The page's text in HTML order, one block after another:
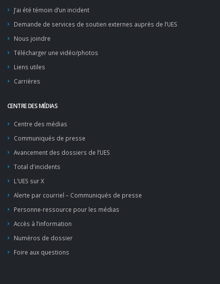
J’ai été témoin d’un incident
Demande de services de soutien externes auprès de l’UES
Nous joindre
Télécharger une vidéo/photos
Liens utiles
Carrières
CENTRE DES MÉDIAS
Centre des médias
Communiqués de presse
Avancement des dossiers de l’UES
Total d'incidents
L'UES sur X
Alerte par courriel – Communiqués de presse
Personne-ressource pour les médias
Accès à l’information
Numéros de dossier
Foire aux questions